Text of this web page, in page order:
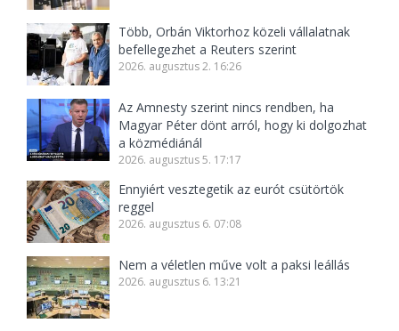
Több, Orbán Viktorhoz közeli vállalatnak
befellegezhet a Reuters szerint
2026. augusztus 2. 16:26
Az Amnesty szerint nincs rendben, ha
Magyar Péter dönt arról, hogy ki dolgozhat
a közmédiánál
2026. augusztus 5. 17:17
Ennyiért vesztegetik az eurót csütörtök
reggel
2026. augusztus 6. 07:08
Nem a véletlen műve volt a paksi leállás
2026. augusztus 6. 13:21